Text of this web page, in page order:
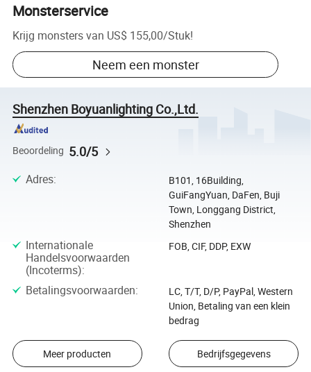
Monsterservice
Krijg monsters van US$ 155,00/Stuk!
Neem een monster
Shenzhen Boyuanlighting Co.,Ltd.
Beoordeling 5.0/5
Adres:
B101, 16Building,
GuiFangYuan, DaFen, Buji
Town, Longgang District,
Shenzhen
Internationale
Handelsvoorwaarden
(Incoterms):
FOB, CIF, DDP, EXW
Betalingsvoorwaarden:
LC, T/T, D/P, PayPal, Western
Union, Betaling van een klein
bedrag
Meer producten Bedrijfsgegevens